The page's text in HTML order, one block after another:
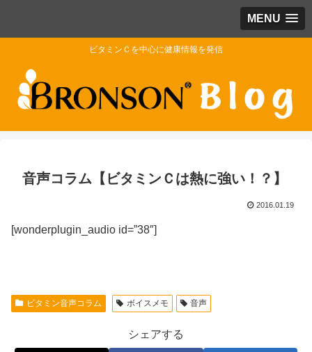
MENU
ビタミンＣを中心に健康情報を発信
音声コラム【ビタミンＣは熱に強い！？】
2016.01.19
[wonderplugin_audio id=”38″]
ビタミン音声コラム ボイスメモ 音声
シェアする